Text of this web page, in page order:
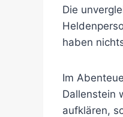
Die
haben
Im
Dallenstein
aufklären,